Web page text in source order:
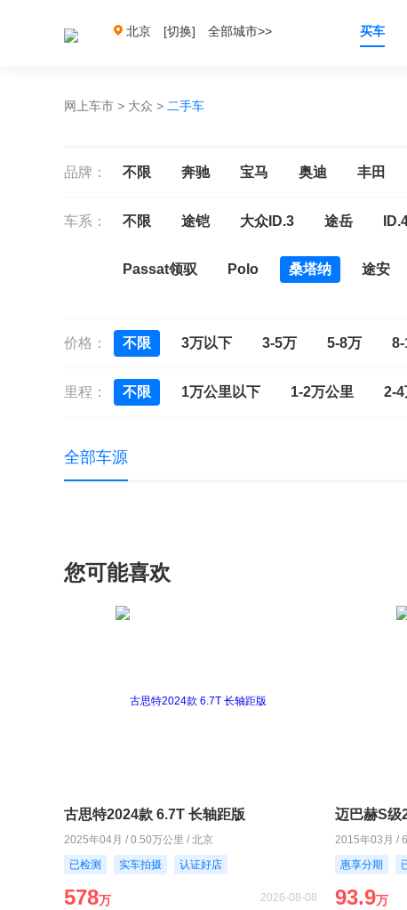
北京 [切换] 全部城市>> 买车
网上车市 > 大众 > 二手车
品牌： 不限 奔驰 宝马 奥迪 丰田
车系： 不限 途铠 大众ID.3 途岳
Passat领驭 Polo 桑塔纳 途安
途锐
价格： 不限 3万以下 3-5万 5-8万 8-
里程： 不限 1万公里以下 1-2万公里 2-4
全部车源
您可能喜欢
古思特2024款 6.7T 长轴距版
2025年04月 / 0.50万公里 / 北京
已检测
实车拍摄 认证好店
578万 2026-08-08
迈巴赫S级
2015年03月 /
惠享分期
93.9万